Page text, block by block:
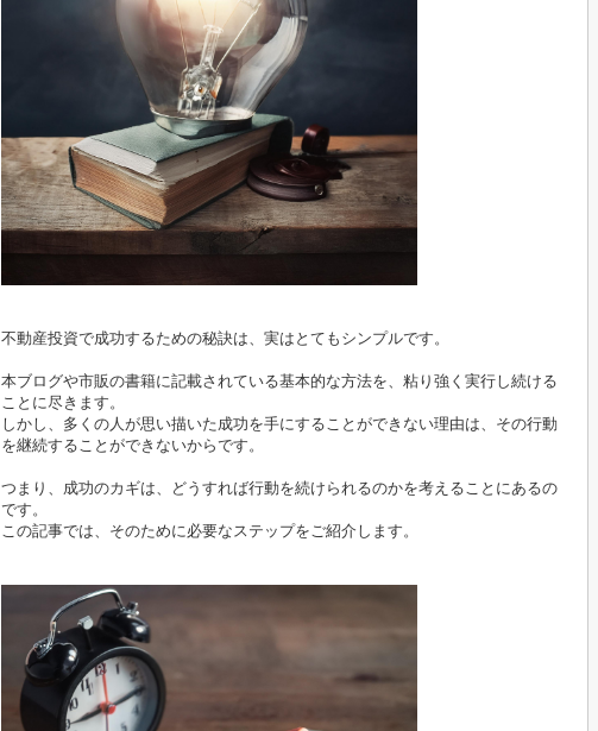
不動産投資で成功するための秘訣は、実はとてもシンプルです。
本ブログや市販の書籍に記載されている基本的な方法を、粘り強く実行し続ける
ことに尽きます。
しかし、多くの人が思い描いた成功を手にすることができない理由は、その行動
を継続することができないからです。
つまり、成功のカギは、どうすれば行動を続けられるのかを考えることにあるの
です。
この記事では、そのために必要なステップをご紹介します。